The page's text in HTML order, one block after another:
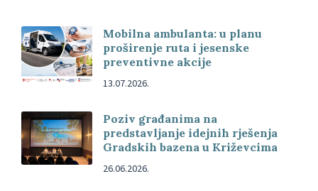
Mobilna ambulanta: u planu
proširenje ruta i jesenske
preventivne akcije
13.07.2026.
Poziv građanima na
predstavljanje idejnih rješenja
Gradskih bazena u Križevcima
26.06.2026.